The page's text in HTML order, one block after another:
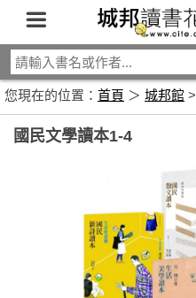
您現在的位置： 首頁 ＞ 城邦館 >
國民文學讀本1-4